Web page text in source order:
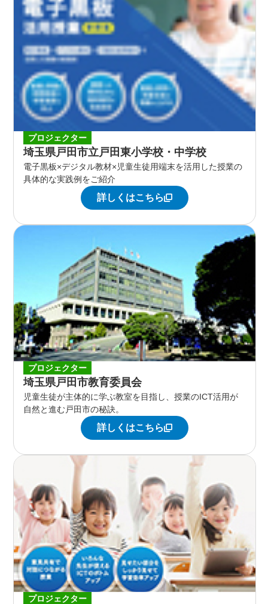
プロジェクター
埼玉県戸田市立戸田東小学校・中学校
電子黒板×デジタル教材×児童生徒用端末を活用した授業の
具体的な実践例をご紹介
詳しくはこちら
プロジェクター
埼玉県戸田市教育委員会
児童生徒が主体的に学ぶ教室を目指し、授業のICT活用が
自然と進む戸田市の秘訣。
詳しくはこちら
プロジェクター